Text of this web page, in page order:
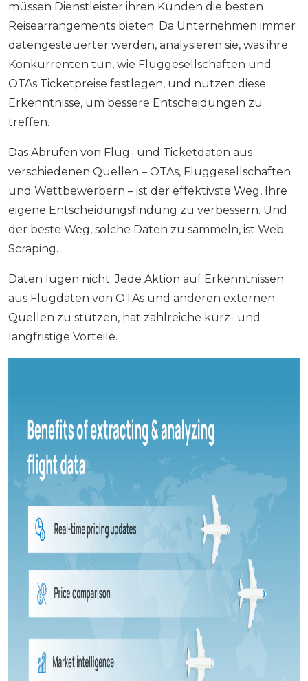
müssen Dienstleister ihren Kunden die besten
Reisearrangements bieten. Da Unternehmen immer
datengesteuerter werden, analysieren sie, was ihre
Konkurrenten tun, wie Fluggesellschaften und
OTAs Ticketpreise festlegen, und nutzen diese
Erkenntnisse, um bessere Entscheidungen zu
treffen.
Das Abrufen von Flug- und Ticketdaten aus
verschiedenen Quellen – OTAs, Fluggesellschaften
und Wettbewerbern – ist der effektivste Weg, Ihre
eigene Entscheidungsfindung zu verbessern. Und
der beste Weg, solche Daten zu sammeln, ist Web
Scraping.
Daten lügen nicht. Jede Aktion auf Erkenntnissen
aus Flugdaten von OTAs und anderen externen
Quellen zu stützen, hat zahlreiche kurz- und
langfristige Vorteile.